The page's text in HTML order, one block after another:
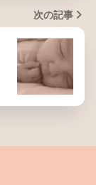
次の記事